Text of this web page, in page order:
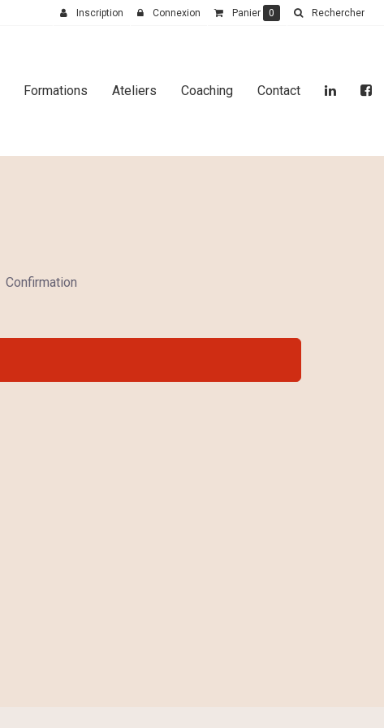
Formations Ateliers Coaching Contact
Confirmation
Inscription Connexion Panier 0 Rechercher